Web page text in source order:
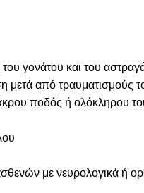
γονάτου και του
μετά από τραυματισμούς
ποδός ή ολόκληρου
με νευρολογικά ή